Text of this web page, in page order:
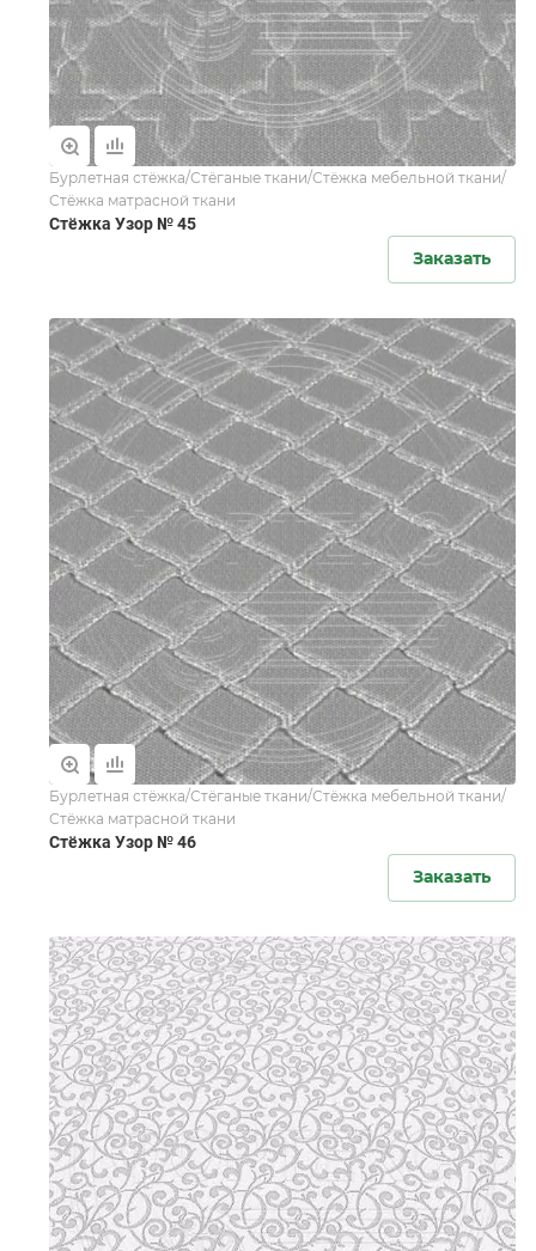
Бурлетная стёжка/Стёганые ткани/Стёжка мебельной ткани/
Стёжка матрасной ткани
Стёжка Узор № 45
Заказать
Бурлетная стёжка/Стёганые ткани/Стёжка мебельной ткани/
Стёжка матрасной ткани
Стёжка Узор № 46
Заказать